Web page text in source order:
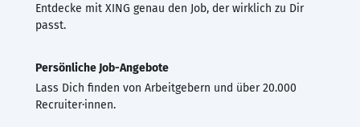
Entdecke mit XING genau den Job, der wirklich zu Dir
passt.
Persönliche Job-Angebote
Lass Dich finden von Arbeitgebern und über 20.000
Recruiter·innen.